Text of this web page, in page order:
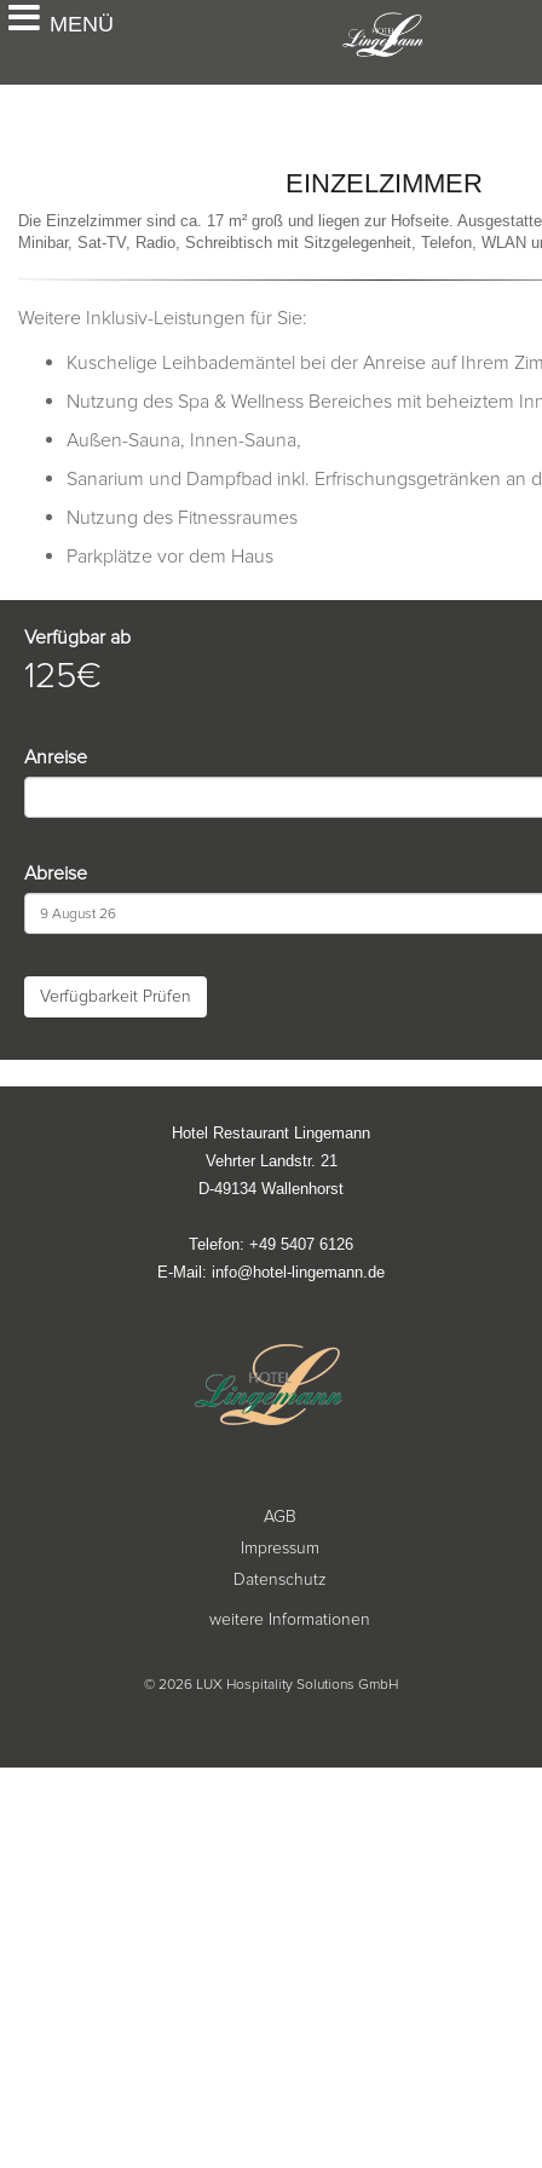
MENÜ Doppelzimmer Superior
Balkon
EINZELZIMMER
Die Einzelzimmer sind ca. 17 m² groß und liegen zur Hofseite.
Minibar, Sat-TV, Radio, Schreibtisch mit Sitzgelegenheit, Telefon, WLAN
Weitere Inklusiv-Leistungen für Sie:
Kuschelige Leihbademäntel bei der Anreise auf Ihrem
Nutzung des Spa & Wellness Bereiches mit beheiztem
Außen-Sauna, Innen-Sauna,
Sanarium und Dampfbad inkl. Erfrischungsgetränken an
Nutzung des Fitnessraumes
Parkplätze vor dem Haus
Verfügbar ab
125€
Anreise
Abreise
Verfügbarkeit Prüfen
Hotel Restaurant Lingemann
Vehrter Landstr. 21
D-49134 Wallenhorst
Telefon: +49 5407 6126
E-Mail: info@hotel-lingemann.de
AGB
Impressum
Datenschutz
weitere Informationen
© 2026 LUX Hospitality Solutions GmbH